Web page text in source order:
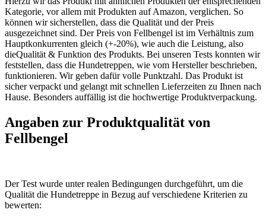
Kategorie, vor allem mit Produkten auf Amazon, verglichen. So
können wir sicherstellen, dass die Qualität und der Preis
ausgezeichnet sind. Der Preis von Fellbengel ist im Verhältnis zum
Hauptkonkurrenten gleich (+-20%), wie auch die Leistung, also
dieQualität & Funktion des Produkts. Bei unseren Tests konnten wir
feststellen, dass die Hundetreppen, wie vom Hersteller beschrieben,
funktionieren. Wir geben dafür volle Punktzahl. Das Produkt ist
sicher verpackt und gelangt mit schnellen Lieferzeiten zu Ihnen nach
Hause. Besonders auffällig ist die hochwertige Produktverpackung.
Angaben zur Produktqualität von
Fellbengel
Der Test wurde unter realen Bedingungen durchgeführt, um die
Qualität die Hundetreppe in Bezug auf verschiedene Kriterien zu
bewerten: